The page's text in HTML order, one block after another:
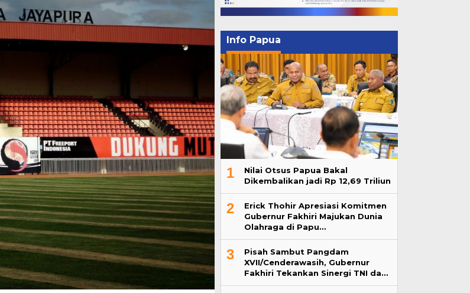
Info Papua
1
Nilai Otsus Papua Bakal
Dikembalikan jadi Rp 12,69 Triliun
2
Erick Thohir Apresiasi Komitmen
Gubernur Fakhiri Majukan Dunia
Olahraga di Papu…
3
Pisah Sambut Pangdam
XVII/Cenderawasih, Gubernur
Fakhiri Tekankan Sinergi TNI da…